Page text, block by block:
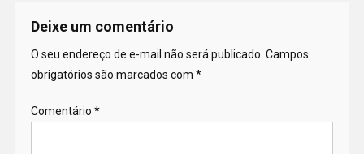
Deixe um comentário
O seu endereço de e-mail não será publicado. Campos
obrigatórios são marcados com *
Comentário *